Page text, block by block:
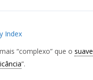
Index
“complexo” que o suave
”.